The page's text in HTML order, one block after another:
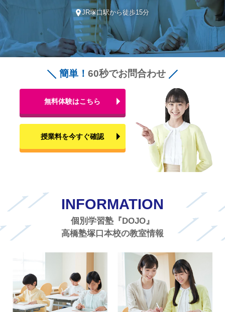
JR塚口駅から徒歩15分
簡単！ 60秒でお問合わせ
無料体験はこちら
授業料を今すぐ確認
INFORMATION
個別学習塾『DOJO』
高橋塾塚口本校の教室情報